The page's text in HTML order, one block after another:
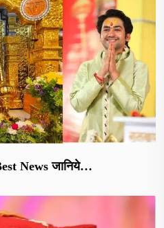
News जानिये…